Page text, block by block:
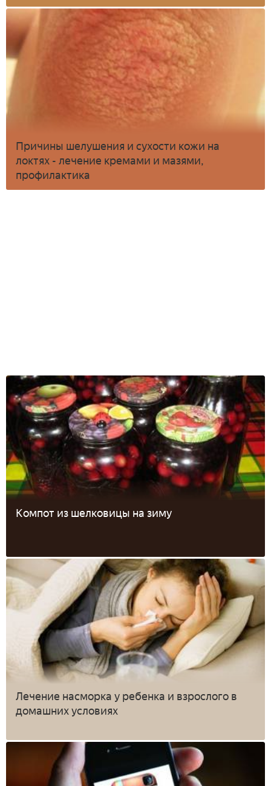
Причины шелушения и сухости кожи на
локтях - лечение кремами и мазями,
профилактика
Компот из шелковицы на зиму
Лечение насморка у ребенка и взрослого в
домашних условиях